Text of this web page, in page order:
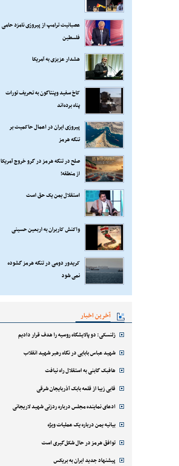
عصبانیت ترامپ از پیروزی نامزد حامی
فلسطین
هشدار عزیزی به آمریکا
کاخ سفید وپنتاگون به تحریف تورات
پناه برده‌اند
پیروزی ایران در اعمال حاکمیت بر
تنگه هرمز
صلح در تنگه هرمز در گرو خروج آمریکا
از منطقه!
استقلال یمن یک حق است
واکنش کاربران به اربعین حسینی
کریدور دومی در تنگه هرمز گشوده
نمی شود
آخرین اخبار
زلنسکی: دو پالایشگاه روسیه را هدف قرار دادیم
شهید عباس بابایی در نگاه رهبر شهید انقلاب
هافبک گابنی به استقلال راه نیافت
قابی زیبا از قلعه بابک آذربایجان شرقی
ادعای نماینده مجلس درباره ردزنی شهید لاریجانی
بیانیه یمن درباره یک عملیات ویژه
توافق هرمز در حال شکل‌گیری است
پیشنهاد جدید ایران به بریکس